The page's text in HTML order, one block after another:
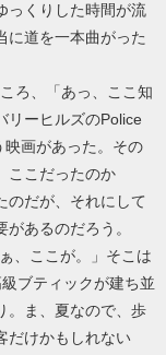
っくりした時間が流
に道を一本曲がった
ろ、「あっ、ここ知
リーヒルズのPolice
画があった。その
ここだったのか
のだが、それにして
あるのだろう。
、ここが。」そこは
ブティックが建ち並
。ま、夏なので、歩
だけかもしれない